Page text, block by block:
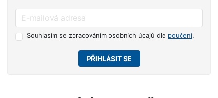
Souhlasím se zpracováním osobních údajů dle poučení.
PŘIHLÁSIT SE